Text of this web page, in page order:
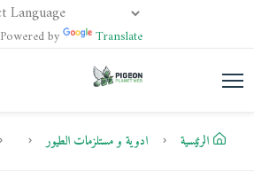
Powered by
Translate
الرئيسية ادوية و مستلزمات الطيور